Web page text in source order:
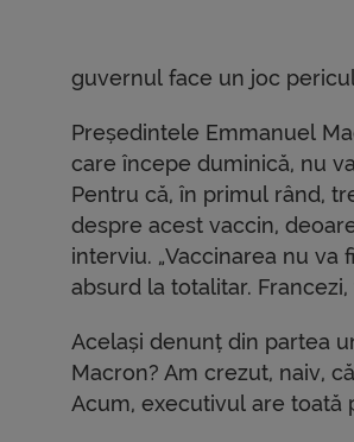
guvernul face un joc
Președintele Emmanuel
care începe duminică, nu
Pentru că, în primul rând,
despre acest vaccin,
interviu. „Vaccinarea nu va
absurd la totalitar.
Același denunț din partea
Macron? Am crezut, naiv,
Acum, executivul are toată